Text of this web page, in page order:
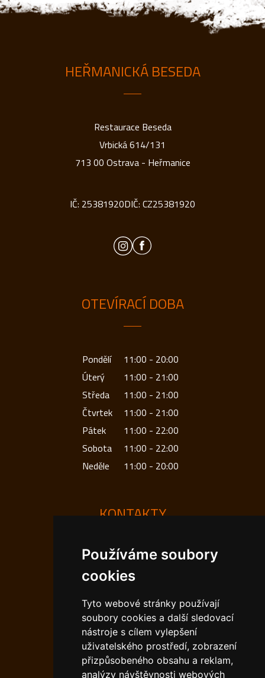
Používáme soubory
cookies
Tyto webové stránky používají
soubory cookies a další sledovací
nástroje s cílem vylepšení
uživatelského prostředí, zobrazení
přizpůsobeného obsahu a reklam,
analýzy návštěvnosti webových
HEŘMANICKÁ BESEDA
Restaurace Beseda
Vrbická 614/131
713 00 Ostrava - Heřmanice
IČ: 25381920DIČ: CZ25381920
OTEVÍRACÍ DOBA
Pondělí
11:00 - 20:00
Úterý
11:00 - 21:00
Středa
11:00 - 21:00
Čtvrtek
11:00 - 21:00
Pátek
11:00 - 22:00
Sobota
11:00 - 22:00
Neděle
11:00 - 20:00
KONTAKTY
Kontakt restaurace:
E-mail:info@hermanicka-beseda.cz
Kontakt pivovar:
Telefon: (+420)728 585 877